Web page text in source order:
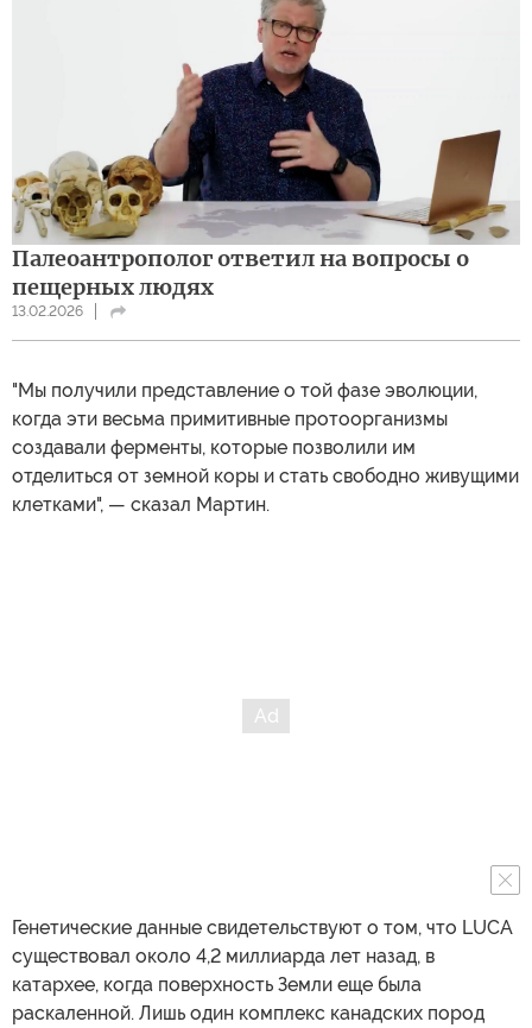
Палеоантрополог ответил на вопросы о
пещерных людях
13.02.2026
"Мы получили представление о той фазе эволюции,
когда эти весьма примитивные протоорганизмы
создавали ферменты, которые позволили им
отделиться от земной коры и стать свободно живущими
клетками", — сказал Мартин.
Генетические данные свидетельствуют о том, что LUCA
существовал около 4,2 миллиарда лет назад, в
катархее, когда поверхность Земли еще была
раскаленной. Лишь один комплекс канадских пород